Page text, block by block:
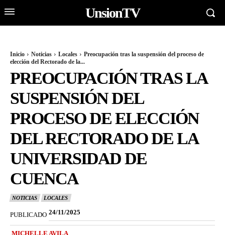
UnsionTV
Inicio Noticias Locales
Preocupación tras la suspensión del proceso de
elección del Rectorado de la...
PREOCUPACIÓN TRAS LA
SUSPENSIÓN DEL
PROCESO DE ELECCIÓN
DEL RECTORADO DE LA
UNIVERSIDAD DE
CUENCA
NOTICIAS LOCALES
PUBLICADO 24/11/2025
MICHELLE AVILA